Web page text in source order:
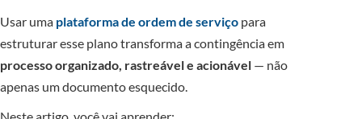
Usar uma plataforma de ordem de serviço para
estruturar esse plano transforma a contingência em
processo organizado, rastreável e acionável — não
apenas um documento esquecido.